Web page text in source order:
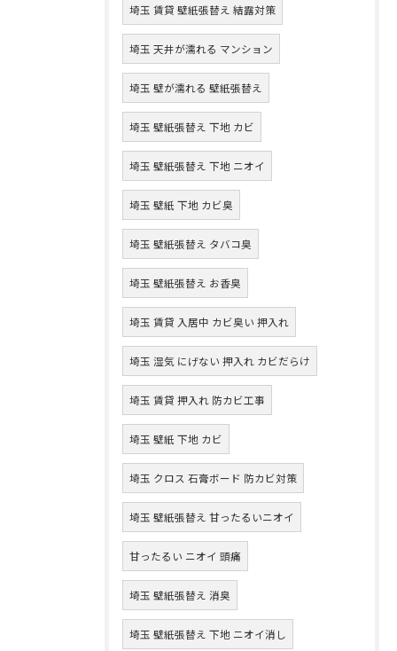
埼玉 賃貸 壁紙張替え 結露対策
埼玉 天井が濡れる マンション
埼玉 壁が濡れる 壁紙張替え
埼玉 壁紙張替え 下地 カビ
埼玉 壁紙張替え 下地 ニオイ
埼玉 壁紙 下地 カビ臭
埼玉 壁紙張替え タバコ臭
埼玉 壁紙張替え お香臭
埼玉 賃貸 入居中 カビ臭い 押入れ
埼玉 湿気 にげない 押入れ カビだらけ
埼玉 賃貸 押入れ 防カビ工事
埼玉 壁紙 下地 カビ
埼玉 クロス 石膏ボード 防カビ対策
埼玉 壁紙張替え 甘ったるいニオイ
甘ったるい ニオイ 頭痛
埼玉 壁紙張替え 消臭
埼玉 壁紙張替え 下地 ニオイ消し